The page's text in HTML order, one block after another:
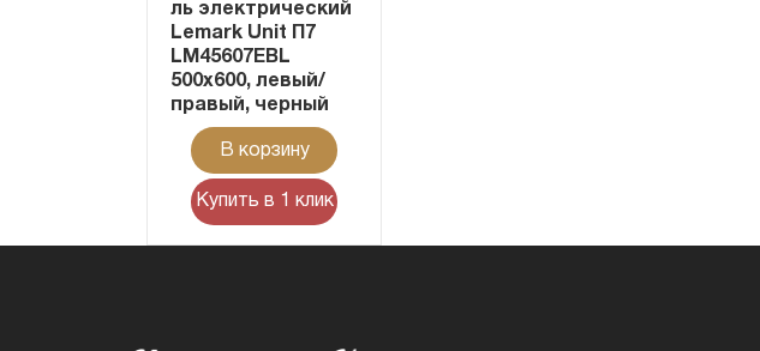
ль электрический
Lemark Unit П7
LM45607EBL
500x600, левый/
правый, черный
В корзину
Купить в 1 клик